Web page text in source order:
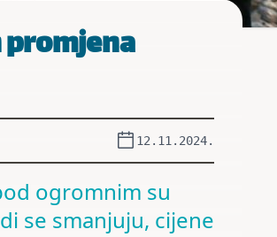
12.11.2024.
ogromnim su
se smanjuju, cijene